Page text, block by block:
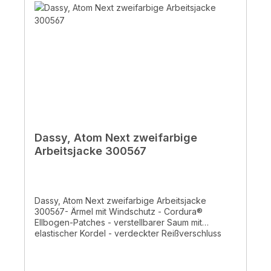
EN ISO 20471:2013+ A1:2016 - XS/S Klasse 3
Zertifiziert EN 343:2019 Klasse 4-1-x
Dassy, Atom Next zweifarbige
Arbeitsjacke 300567
Dassy, Atom Next zweifarbige Arbeitsjacke
300567- Ärmel mit Windschutz - Cordura®
Ellbogen-Patches - verstellbarer Saum mit
elastischer Kordel - verdeckter Reißverschluss